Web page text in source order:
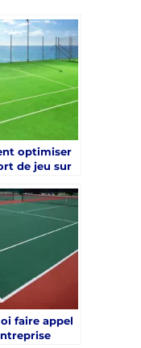
optimiser
de jeu sur
à
?
faire appel